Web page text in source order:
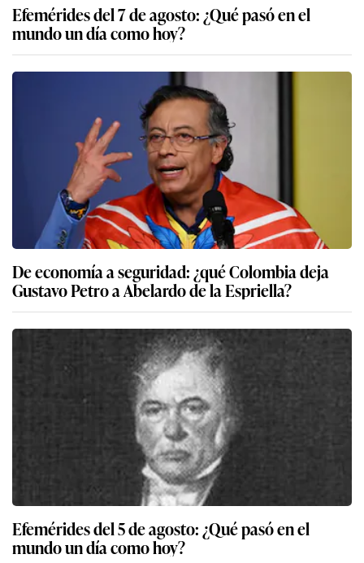
Efemérides del 7 de agosto: ¿Qué pasó en el
mundo un día como hoy?
De economía a seguridad: ¿qué Colombia deja
Gustavo Petro a Abelardo de la Espriella?
Efemérides del 5 de agosto: ¿Qué pasó en el
mundo un día como hoy?